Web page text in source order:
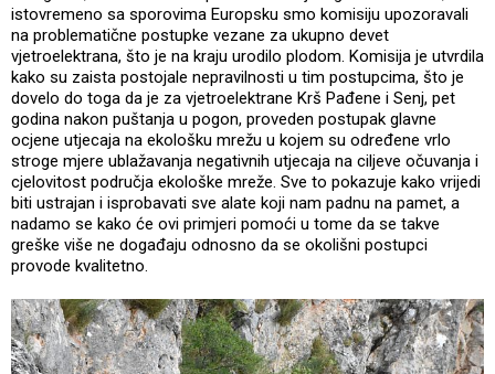
istovremeno sa sporovima Europsku smo komisiju upozoravali
na problematične postupke vezane za ukupno devet
vjetroelektrana, što je na kraju urodilo plodom. Komisija je utvrdila
kako su zaista postojale nepravilnosti u tim postupcima, što je
dovelo do toga da je za vjetroelektrane Krš Pađene i Senj, pet
godina nakon puštanja u pogon, proveden postupak glavne
ocjene utjecaja na ekološku mrežu u kojem su određene vrlo
stroge mjere ublažavanja negativnih utjecaja na ciljeve očuvanja i
cjelovitost područja ekološke mreže. Sve to pokazuje kako vrijedi
biti ustrajan i isprobavati sve alate koji nam padnu na pamet, a
nadamo se kako će ovi primjeri pomoći u tome da se takve
greške više ne događaju odnosno da se okolišni postupci
provode kvalitetno.